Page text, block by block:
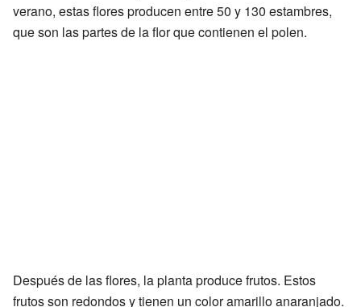
verano, estas flores producen entre 50 y 130 estambres,
que son las partes de la flor que contienen el polen.
Después de las flores, la planta produce frutos. Estos
frutos son redondos y tienen un color amarillo anaranjado.